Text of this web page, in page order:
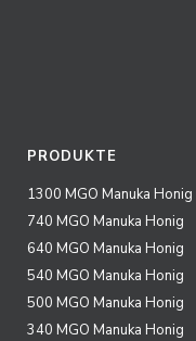
PRODUKTE
1300 MGO Manuka Honig
740 MGO Manuka Honig
640 MGO Manuka Honig
540 MGO Manuka Honig
500 MGO Manuka Honig
340 MGO Manuka Honig